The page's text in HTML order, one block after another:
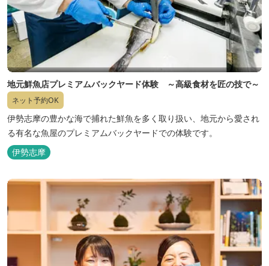
地元鮮魚店プレミアムバックヤード体験 ～高級食材を匠の技で～
ネット予約OK
伊勢志摩の豊かな海で捕れた鮮魚を多く取り扱い、地元から愛され
る有名な魚屋のプレミアムバックヤードでの体験です。
伊勢志摩